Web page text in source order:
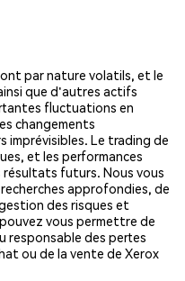
par nature volatils, et le
que d'autres actifs
fluctuations en
changements
Le trading de
et les performances
résultats futurs. Nous vous
approfondies, de
des risques et
vous permettre de
responsable des pertes
ou de la vente de Xerox